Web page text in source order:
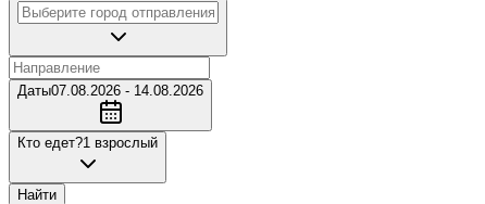
Даты07.08.2026 - 14.08.2026
Кто едет?1 взрослый
Найти